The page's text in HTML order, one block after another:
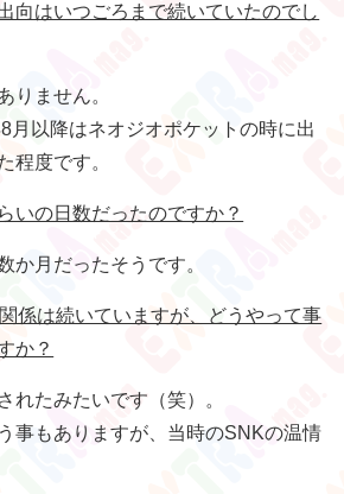
はいつごろまで続いていたのでし
りません。
月以降はネオジオポケットの時に出
程度です。
いの日数だったのですか？
か月だったそうです。
係は続いていますが、どうやって事
か？
れたみたいです（笑）。
事もありますが、当時のSNKの温情